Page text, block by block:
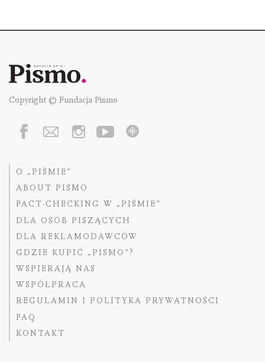
Copyright © Fundacja Pismo
O „PIŚMIE”
ABOUT PISMO
FACT-CHECKING W „PIŚMIE”
DLA OSÓB PISZĄCYCH
DLA REKLAMODAWCÓW
GDZIE KUPIĆ „PISMO”?
WSPIERAJĄ NAS
WSPÓŁPRACA
REGULAMIN I POLITYKA PRYWATNOŚCI
FAQ
KONTAKT